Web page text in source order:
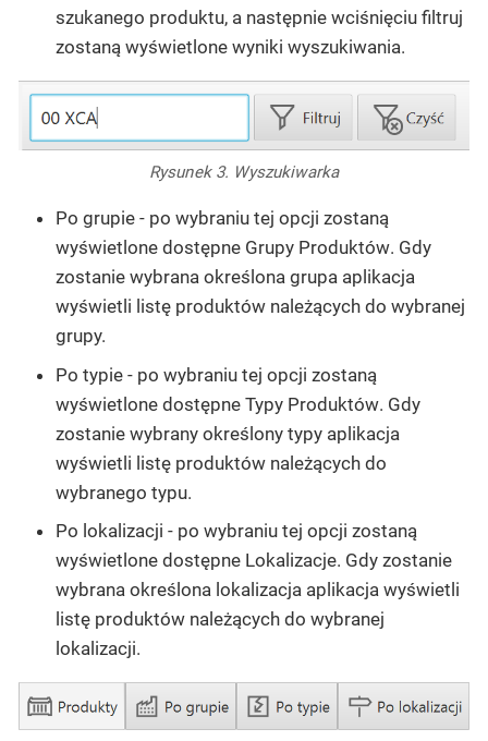
szukanego produktu, a następnie wciśnięciu filtruj
zostaną wyświetlone wyniki wyszukiwania.
Rysunek 3. Wyszukiwarka
Po grupie - po wybraniu tej opcji zostaną
wyświetlone dostępne Grupy Produktów. Gdy
zostanie wybrana określona grupa aplikacja
wyświetli listę produktów należących do wybranej
grupy.
Po typie - po wybraniu tej opcji zostaną
wyświetlone dostępne Typy Produktów. Gdy
zostanie wybrany określony typy aplikacja
wyświetli listę produktów należących do
wybranego typu.
Po lokalizacji - po wybraniu tej opcji zostaną
wyświetlone dostępne Lokalizacje. Gdy zostanie
wybrana określona lokalizacja aplikacja wyświetli
listę produktów należących do wybranej
lokalizacji.